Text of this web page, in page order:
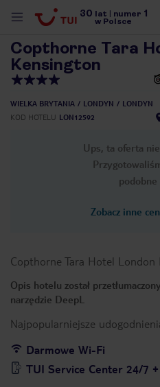
30 lat numer 1
w Polsce
Copthorne Tara
Kensington
WIELKA BRYTANIA LONDYN
LONDYN
KOD HOTELU LON12592
Ups, ta oferta
Zobacz inne
Copthorne Tara Hotel London
Opis hotelu został
narzędzie DeepL
Najpopularniejsze
Darmowe Wi-Fi
TUI Service Center 24/7